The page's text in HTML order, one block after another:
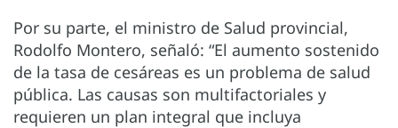
Por su parte, el ministro de Salud provincial,
Rodolfo Montero, señaló: “El aumento sostenido
de la tasa de cesáreas es un problema de salud
pública. Las causas son multifactoriales y
requieren un plan integral que incluya